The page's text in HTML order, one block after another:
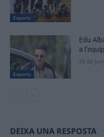
Esports
Esports
Edu
a
26 de
DEIXA UNA RESPOSTA